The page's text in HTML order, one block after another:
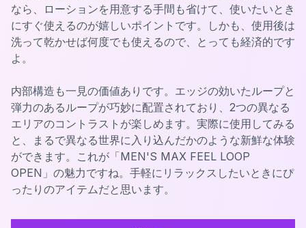
なら、ローションを用意する手間も省けて、使いたいとき
にすぐ使えるのが嬉しいポイントです。しかも、使用後は
洗って乾かせば何度でも使えるので、とっても経済的です
よ。
内部構造も一見の価値ありです。エッジの効いたループと
弾力のあるループが巧妙に配置されており、2つの異なる
エリアのコントラストが楽しめます。実際に使用してみる
と、まるで異なる世界に入り込んだかのような新鮮な体験
ができます。これが「MEN'S MAX FEEL LOOP
OPEN」の魅力ですね。手軽にリラックスしたいときにぴ
ったりのアイテムだと思います。